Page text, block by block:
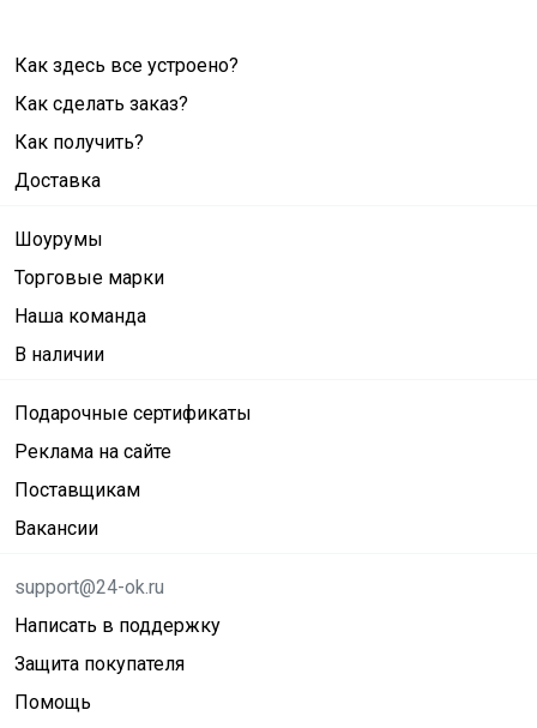
Как здесь все устроено?
Как сделать заказ?
Как получить?
Доставка
Шоурумы
Торговые марки
Наша команда
В наличии
Подарочные сертификаты
Реклама на сайте
Поставщикам
Вакансии
support@24-ok.ru
Написать в поддержку
Защита покупателя
Помощь